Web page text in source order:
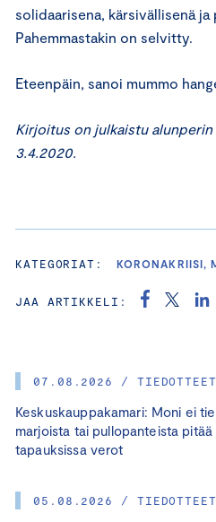
07.08.2026 / TIEDOTTEET
Keskuskauppakamari: Moni ei
marjoista tai pullopanteista pitää
tapauksissa verot
05.08.2026 / TIEDOTTEET
solidaarisena, kärsivällisenä ja
Pahemmastakin on selvitty.
Eteenpäin, sanoi mummo
Kirjoitus on julkaistu alunperin
3.4.2020.
KATEGORIAT: KORONAKRIISI,
JAA ARTIKKELI: